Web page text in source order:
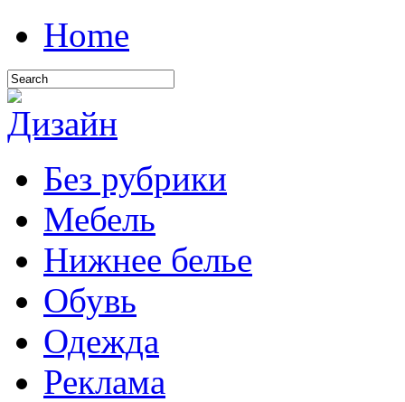
Home
Без рубрики
Мебель
Нижнее белье
Обувь
Одежда
Реклама